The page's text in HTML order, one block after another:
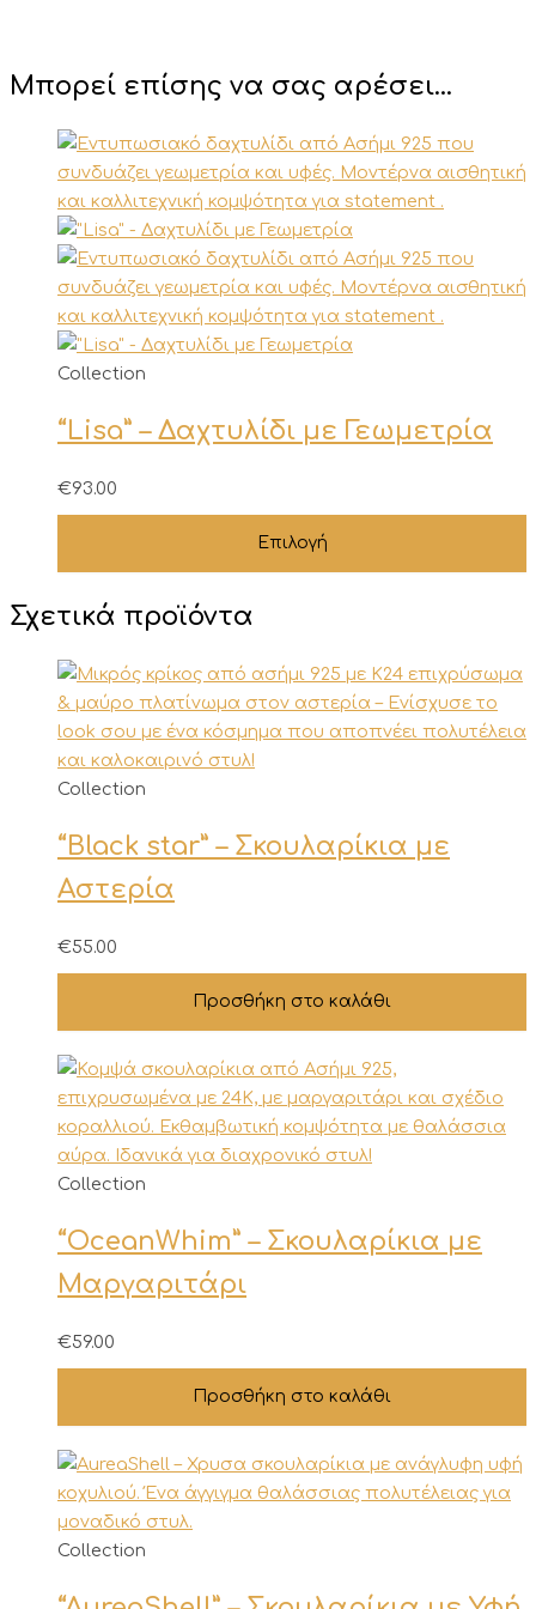
Μπορεί επίσης να σας αρέσει…
Collection
“Lisa” – Δαχτυλίδι με Γεωμετρία
€93.00
Επιλογή
Αυτό
προϊόν
πολλαπλές
παραλλαγές.
επιλογές
μπορούν
να
επιλεγούν
στη
σελίδα
του
προϊόντος
Σχετικά προϊόντα
Collection
“Black star” – Σκουλαρίκια με
Αστερία
€55.00
Προσθήκη στο καλάθι
Collection
“OceanWhim” – Σκουλαρίκια με
Μαργαριτάρι
€59.00
Προσθήκη στο καλάθι
Collection